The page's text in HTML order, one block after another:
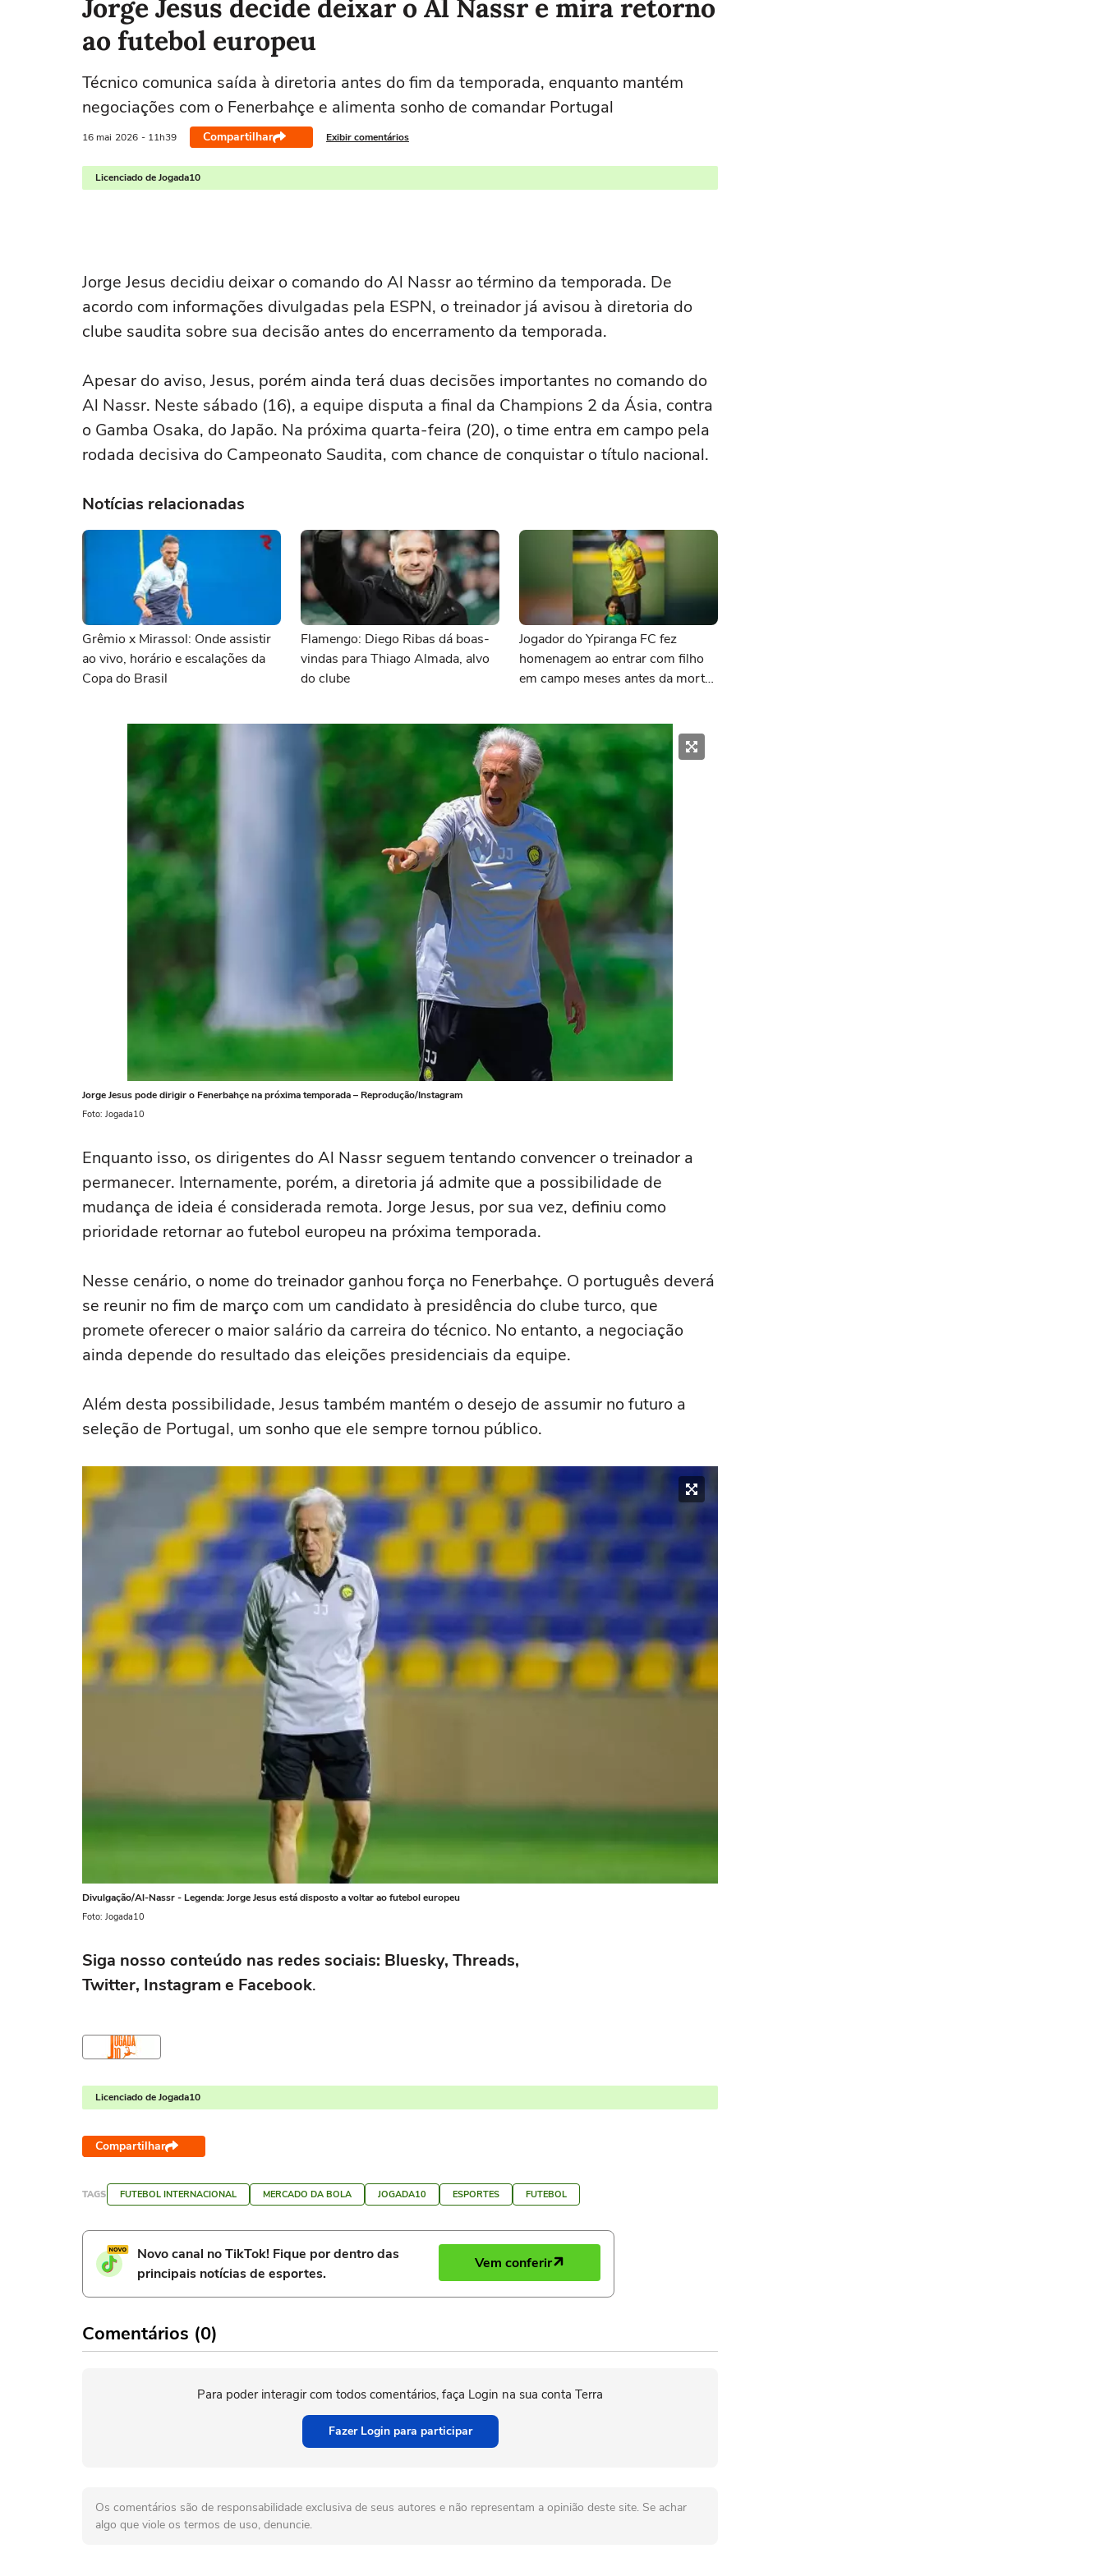
Jorge Jesus decide deixar o Al Nassr e mira retorno
ao futebol europeu
Técnico comunica saída à diretoria antes do fim da temporada, enquanto mantém
negociações com o Fenerbahçe e alimenta sonho de comandar Portugal
16 mai 2026 - 11h39 Compartilhar Exibir comentários
Licenciado de Jogada10
Jorge Jesus decidiu deixar o comando doAl Nassr ao término da temporada. De
acordo com informações divulgadas pela ESPN, o treinador já avisou à diretoria do
clube saudita sobre sua decisão antes do encerramento da temporada.
Apesar do aviso, Jesus, porém ainda terá duas decisões importantes no comando do
Al Nassr. Neste sábado (16), a equipe disputa a final da Champions 2 da Ásia, contra
o Gamba Osaka, do Japão. Na próxima quarta-feira (20), o time entra em campo pela
rodada decisiva do Campeonato Saudita, com chance de conquistar o título nacional.
Notícias relacionadas
Grêmio x Mirassol: Onde assistir
ao vivo, horário e escalações da
Copa do Brasil
Flamengo: Diego Ribas dá boas-
vindas para Thiago Almada, alvo
do clube
Jogador do Ypiranga FC fez
homenagem ao entrar com filho
em campo meses antes da morte
Jorge Jesus pode dirigir o Fenerbahçe na próxima temporada – Reprodução/Instagram
Foto: Jogada10
Enquanto isso, os dirigentes do Al Nassr seguem tentando convencer o treinador a
permanecer. Internamente, porém, a diretoria já admite que a possibilidade de
mudança de ideia é considerada remota. Jorge Jesus, por sua vez, definiu como
prioridade retornar ao futebol europeu na próxima temporada.
Nesse cenário, o nome do treinador ganhou força no Fenerbahçe. O português deverá
se reunir no fim de março com um candidato à presidência do clube turco, que
promete oferecer o maior salário da carreira do técnico. No entanto, a negociação
ainda depende do resultado das eleições presidenciais da equipe.
Além desta possibilidade, Jesus também mantém o desejo de assumir no futuro a
seleção de Portugal, um sonho que ele sempre tornou público.
Divulgação/Al-Nassr - Legenda: Jorge Jesus está disposto a voltar ao futebol europeu
Foto: Jogada10
Siga nosso conteúdo nas redes sociais: Bluesky, Threads,
Twitter, Instagram e Facebook.
Licenciado de Jogada10
Compartilhar
TAGS FUTEBOL INTERNACIONAL MERCADO DA BOLA JOGADA10 ESPORTES FUTEBOL
Novo canal no TikTok! Fique por dentro das
principais notícias de esportes.
Vem conferir
Comentários (0)
Para poder interagir com todos comentários, faça Login na sua conta Terra
Fazer Login para participar
Os comentários são de responsabilidade exclusiva de seus autores e não representam a opinião deste site. Se achar
algo que viole os termos de uso, denuncie.